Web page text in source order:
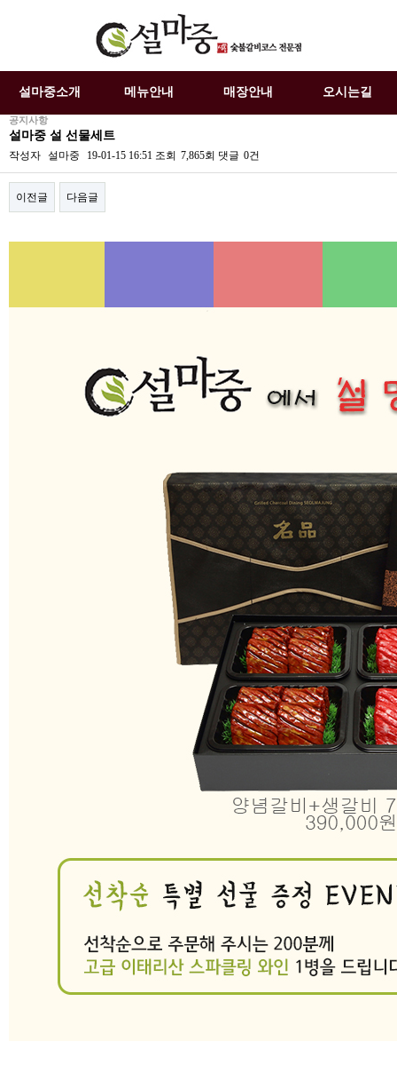
설마중소개 메뉴안내 매장안내 오시는길
공지사항
설마중 설 선물세트
작성자 설마중 19-01-15 16:51 조회 7,865회 댓글 0건
이전글 다음글
본문